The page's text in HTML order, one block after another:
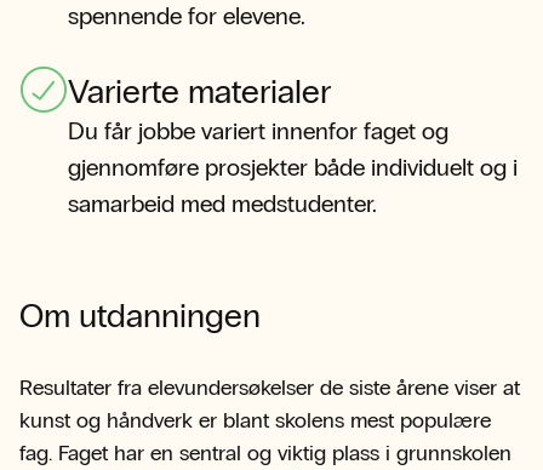
spennende for elevene.
Varierte materialer
Du får jobbe variert innenfor faget og
gjennomføre prosjekter både individuelt og i
samarbeid med medstudenter.
Om utdanningen
Resultater fra elevundersøkelser de siste årene viser at
kunst og håndverk er blant skolens mest populære
fag. Faget har en sentral og viktig plass i grunnskolen